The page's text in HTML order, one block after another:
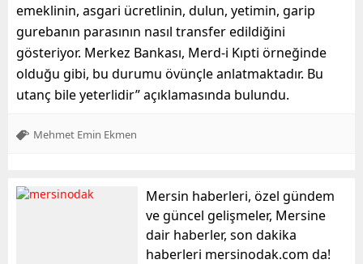
emeklinin, asgari ücretlinin, dulun, yetimin, garip
gurebanın parasının nasıl transfer edildiğini
gösteriyor. Merkez Bankası, Merd-i Kıpti örneğinde
olduğu gibi, bu durumu övünçle anlatmaktadır. Bu
utanç bile yeterlidir” açıklamasında bulundu.
Mehmet Emin Ekmen
Mersin haberleri, özel gündem
ve güncel gelişmeler, Mersine
dair haberler, son dakika
haberleri mersinodak.com da!